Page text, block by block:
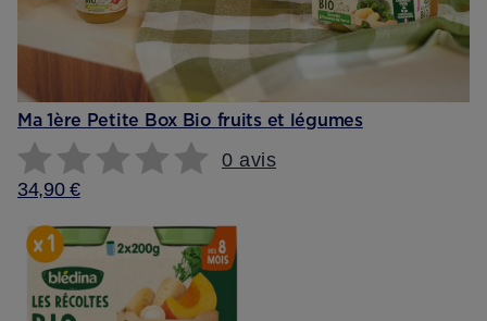
Ma 1ère Petite Box Bio fruits et légumes
0 avis
34,90 €